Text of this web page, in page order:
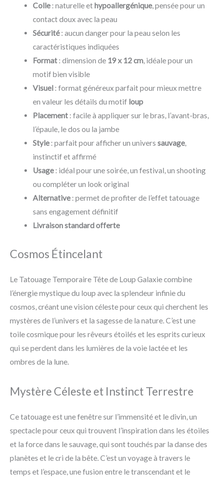
Colle: naturelle ethypoallergénique, pensée pour un
contact doux avec la peau
Sécurité: aucun danger pour la peau selon les
caractéristiques indiquées
Format: dimension de 19 x 12 cm, idéale pour un
motif bien visible
Visuel: format généreux parfait pour mieux mettre
en valeur les détails du motif loup
Placement: facile à appliquer sur le bras, l’avant-bras,
l’épaule, le dos ou la jambe
Style: parfait pour afficher un univers sauvage,
instinctif et affirmé
Usage: idéal pour une soirée, un festival, un shooting
ou compléter un look original
Alternative: permet de profiter de l’effet tatouage
sans engagement définitif
Livraison standard offerte
Cosmos Étincelant
Le Tatouage Temporaire Tête de Loup Galaxie combine
l’énergie mystique du loup avec la splendeur infinie du
cosmos, créant une vision céleste pour ceux qui cherchent les
mystères de l’univers et la sagesse de la nature. C’est une
toile cosmique pour les rêveurs étoilés et les esprits curieux
qui se perdent dans les lumières de la voie lactée et les
ombres de la lune.
Mystère Céleste et Instinct Terrestre
Ce tatouage est une fenêtre sur l’immensité et le divin, un
spectacle pour ceux qui trouvent l’inspiration dans les étoiles
et la force dans le sauvage, qui sont touchés par la danse des
planètes et le cri de la bête. C’est un voyage à travers le
temps et l’espace, une fusion entre le transcendant et le